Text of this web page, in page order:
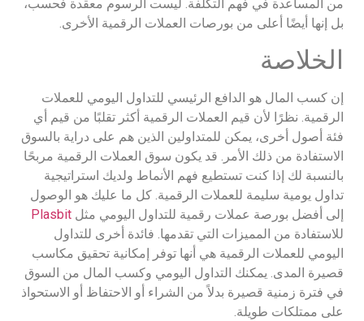
من المساعدة في فهم التكلفة. ليست الرسوم معقدة فحسب،
بل إنها أيضًا أعلى من بورصات العملات الرقمية الأخرى.
الخلاصة
إن كسب المال هو الدافع الرئيسي للتداول اليومي للعملات
الرقمية. نظرًا لأن قيم العملات الرقمية أكثر تقلبًا من قيم أي
فئة أصول أخرى، يمكن للمتداولين الذين هم على دراية بالسوق
الاستفادة من ذلك الأمر. قد يكون سوق العملات الرقمية مربحًا
بالنسبة لك إذا كنت تستطيع فهم الأنماط ولديك استراتيجية
تداول يومية سليمة للعملات الرقمية. كل ما عليك هو الوصول
إلى أفضل بورصة عملات رقمية للتداول اليومي مثل Plasbit
للاستفادة من المميزات التي تقدمها. فائدة أخرى للتداول
اليومي للعملات الرقمية هي أنها توفر إمكانية تحقيق مكاسب
قصيرة المدى. يمكنك التداول اليومي وكسب المال من السوق
في فترة زمنية قصيرة بدلاً من الشراء أو الاحتفاظ أو الاستحواذ
على ممتلكات طويلة.